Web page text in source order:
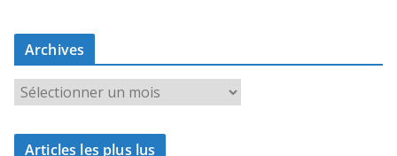
Archives
r
c
Articles les plus lus